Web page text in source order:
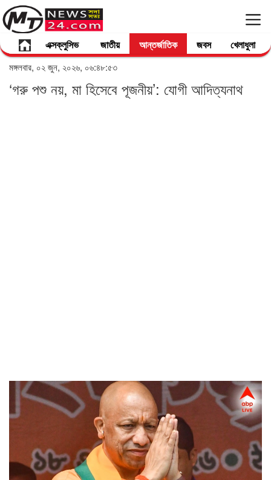
এক্সক্লুসিভ জাতীয় আন্তর্জাতিক জবস খেলাধুলা
মঙ্গলবার, ০২ জুন, ২০২৬, ০৬:৪৮:৫৩
‘গরু পশু নয়, মা হিসেবে পূজনীয়’: যোগী আদিত্যনাথ